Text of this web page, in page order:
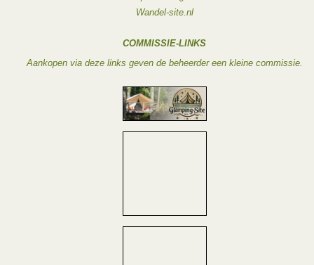
Wandel-site.nl
COMMISSIE-LINKS
Aankopen via deze links geven de beheerder een kleine commissie.